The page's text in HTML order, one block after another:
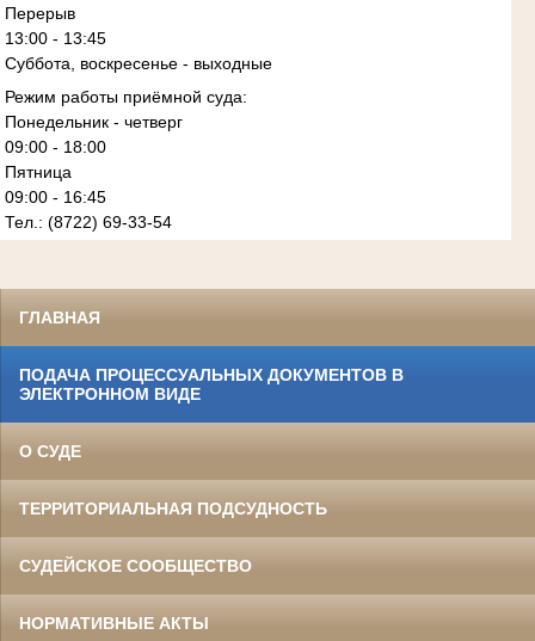
Перерыв
13:00 - 13:45
Суббота, воскресенье - выходные
Режим работы приёмной суда:
Понедельник - четверг
09:00 - 18:00
Пятница
09:00 - 16:45
Тел.: (8722) 69-33-54
ГЛАВНАЯ
ПОДАЧА ПРОЦЕССУАЛЬНЫХ ДОКУМЕНТОВ В
ЭЛЕКТРОННОМ ВИДЕ
О СУДЕ
ТЕРРИТОРИАЛЬНАЯ ПОДСУДНОСТЬ
СУДЕЙСКОЕ СООБЩЕСТВО
НОРМАТИВНЫЕ АКТЫ